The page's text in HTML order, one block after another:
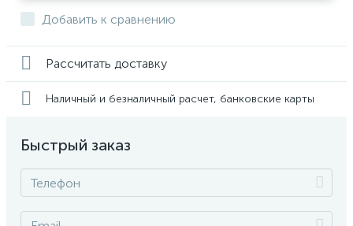
Добавить к сравнению
Рассчитать доставку
Наличный и безналичный расчет, банковские карты
Быстрый заказ